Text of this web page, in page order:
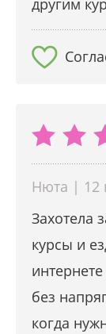
другим
Нюта | 12
Захотела
курсы и
без
когда